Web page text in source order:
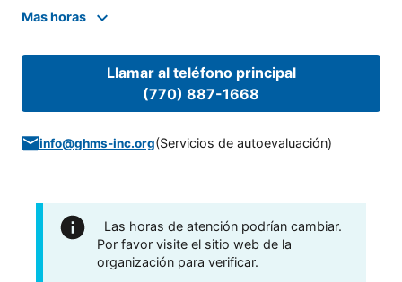
Mas horas
Llamar al teléfono principal
(770) 887-1668
info@ghms-inc.org(Servicios de autoevaluación)
Las horas de atención podrían cambiar.
Por favor visite el sitio web de la
organización para verificar.